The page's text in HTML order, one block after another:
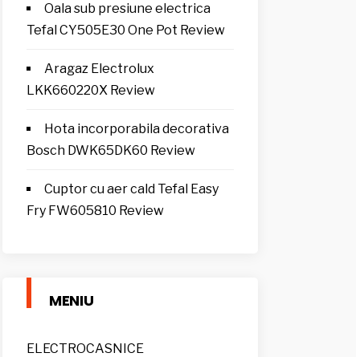
Oala sub presiune electrica
Tefal CY505E30 One Pot Review
Aragaz Electrolux
LKK660220X Review
Hota incorporabila decorativa
Bosch DWK65DK60 Review
Cuptor cu aer cald Tefal Easy
Fry FW605810 Review
MENIU
ELECTROCASNICE